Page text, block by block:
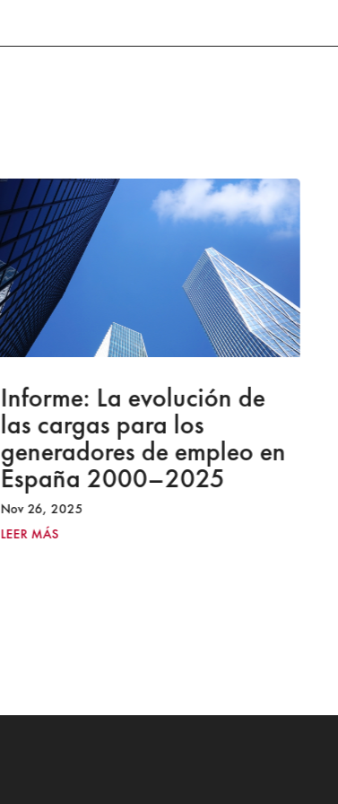
Informe: La evolución de
las cargas para los
generadores de empleo en
España 2000–2025
Nov 26, 2025
LEER MÁS